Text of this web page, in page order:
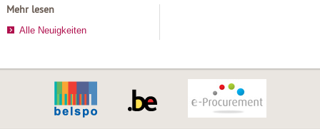
Mehr lesen
Alle Neuigkeiten